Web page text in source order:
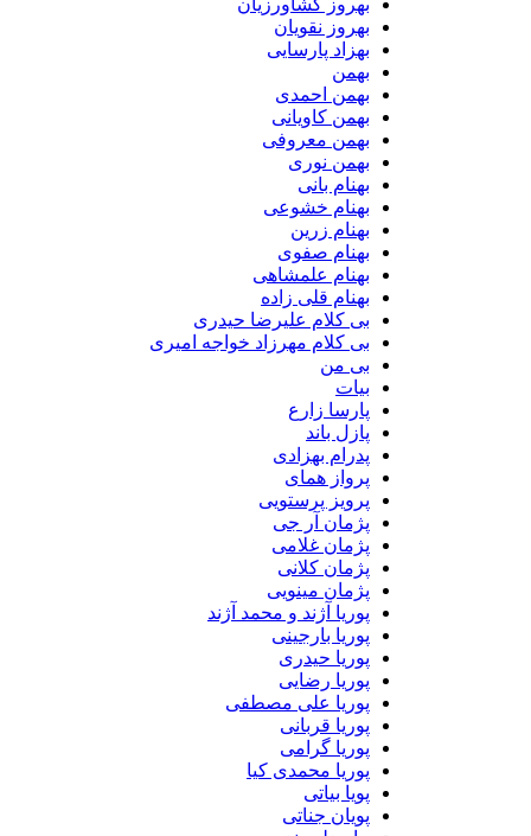
بهروز کشاورزیان
بهروز نقویان
بهزاد پارسایی
بهمن
بهمن احمدی
بهمن کاویانی
بهمن معروفی
بهمن نوری
بهنام بانی
بهنام خشوعی
بهنام زرین
بهنام صفوی
بهنام علمشاهی
بهنام قلی زاده
بی کلام علیرضا حیدری
بی کلام مهرزاد خواجه امیری
بی من
بیات
پارسا زارع
پازل باند
پدرام بهزادی
پرواز همای
پرویز پرستویی
پژمان آر جی
پژمان غلامی
پژمان کلانی
پژمان مینویی
پوریا آژند و محمد آژند
پوریا بارجینی
پوریا حیدری
پوریا رضایی
پوریا علی مصطفی
پوریا قربانی
پوریا گرامی
پوریا محمدی کیا
پویا بیاتی
پویان جناتی